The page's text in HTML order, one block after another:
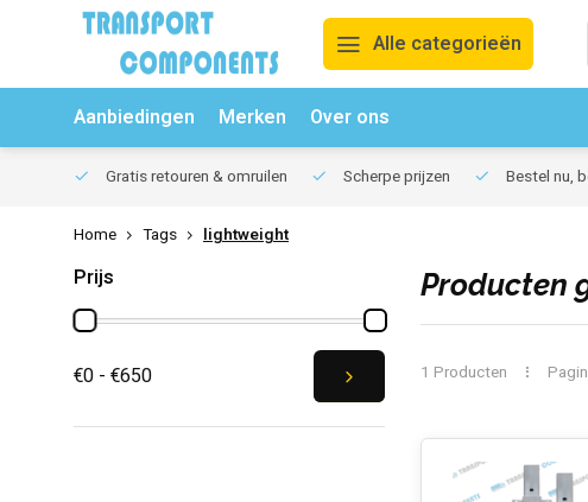
Alle categorieën
Aanbiedingen Merken Over ons
Gratis retouren & omruilen Scherpe prijzen Bestel nu,
Home Tags lightweight
Prijs
€0 - €650
Producten
1 Producten